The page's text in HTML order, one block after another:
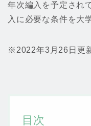
年次編入を予定され
入に必要な条件を大
※2022年3月26日更
目次